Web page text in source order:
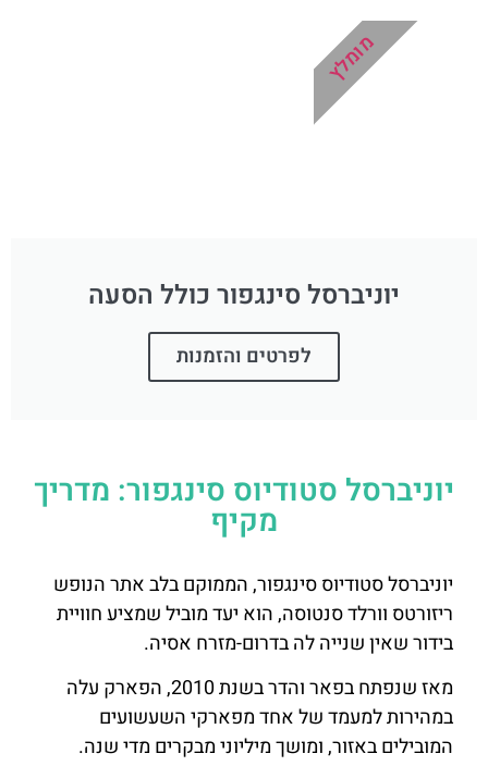
יוניברסל סינגפור כולל הסעה
לפרטים והזמנות
מומלץ
יוניברסל סטודיוס סינגפור: מדריך
מקיף
יוניברסל סטודיוס סינגפור, הממוקם בלב אתר הנופש
ריזורטס וורלד סנטוסה, הוא יעד מוביל שמציע חוויית
בידור שאין שנייה לה בדרום-מזרח אסיה.
מאז שנפתח בפאר והדר בשנת 2010, הפארק עלה
במהירות למעמד של אחד מפארקי השעשועים
המובילים באזור, ומושך מיליוני מבקרים מדי שנה.